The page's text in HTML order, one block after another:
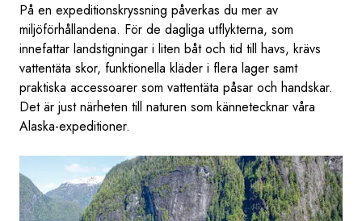
På en expeditionskryssning påverkas du mer av
miljöförhållandena. För de dagliga utflykterna, som
innefattar landstigningar i liten båt och tid till havs, krävs
vattentäta skor, funktionella kläder i flera lager samt
praktiska accessoarer som vattentäta påsar och handskar.
Det är just närheten till naturen som kännetecknar våra
Alaska-expeditioner.